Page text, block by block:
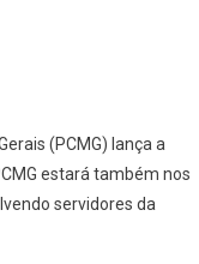
(PCMG) lança a
estará também nos
servidores da